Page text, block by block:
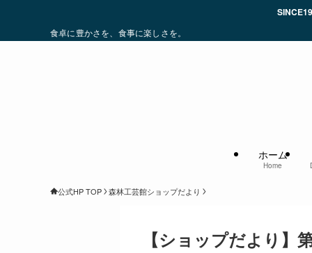
SINCE1983 オケクラフトは、お
食卓に豊かさを、食事に楽しさを。
ホーム
Home
公式HP TOP 森林工芸館ショップだより
【ショップだより】